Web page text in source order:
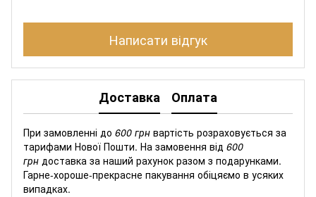
Написати відгук
Доставка Оплата
При замовленні до 600 грн вартість розраховується за
тарифами Нової Пошти. На замовення від 600
грн доставка за наший рахунок разом з подарунками.
Гарне-хороше-прекрасне пакування обіцяємо в усяких
випадках.